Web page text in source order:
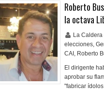
Roberto
la octava
La
elecciones,
CAI , Roberto
El dirigente
aprobar su
"fabricar